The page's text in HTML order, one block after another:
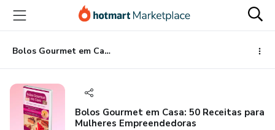
para
conteúdo
principal
para
pagamento
para
rodapé
Bolos Gourmet em Casa: 50 Receitas para Mulheres Empreendedoras
Bolos Gourmet em Casa: 50 Receitas para
Mulheres Empreendedoras